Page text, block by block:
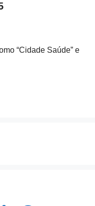
“Cidade Saúde” e